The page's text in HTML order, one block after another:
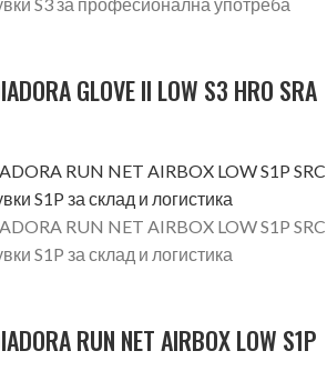
GLOVE II LOW S3 HRO SRA
RUN NET AIRBOX LOW S1P